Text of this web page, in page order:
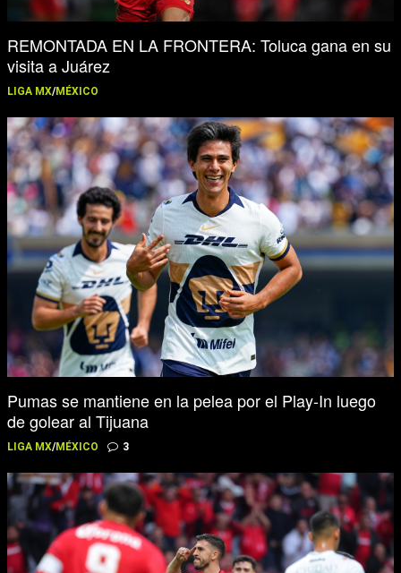
REMONTADA EN LA FRONTERA: Toluca gana en su
visita a Juárez
LIGA MX/MÉXICO
Pumas se mantiene en la pelea por el Play-In luego
de golear al Tijuana
LIGA MX/MÉXICO 3